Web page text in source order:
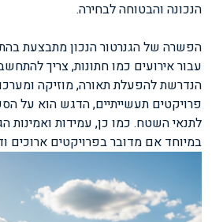
הנכונה והבטוחה לבחירה.
הפשרה של הגנרטור הנכון מתבצעת
עבור אירועים כמו חתונות, צריך
הנדרשת להפעלת תאורה, מוזיקה
פרויקטים תעשייתיים, הדגש הוא על
לתנאי השטח. כמו כן, עמידות ואמינות
במיוחד אם מדובר בפרויקטים ארוכים